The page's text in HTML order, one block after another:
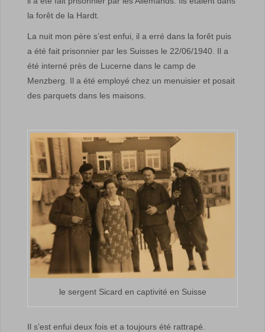
la forêt de la Hardt.
La nuit mon père s’est enfui, il a erré dans la forêt puis
a été fait prisonnier par les Suisses le 22/06/1940. Il a
été interné près de Lucerne dans le camp de
Menzberg. Il a été employé chez un menuisier et posait
des parquets dans les maisons.
le sergent Sicard en captivité en Suisse
Il s’est enfui deux fois et a toujours été rattrapé.